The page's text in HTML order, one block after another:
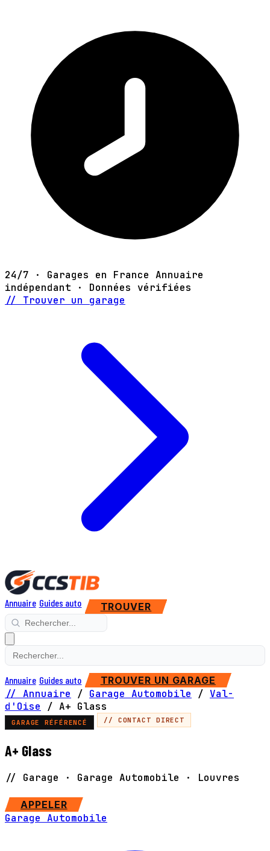
24/7 · Garages en France Annuaire
indépendant · Données vérifiées
// Trouver un garage
Annuaire Guides auto TROUVER
Annuaire Guides auto TROUVER UN GARAGE
// Annuaire / Garage Automobile / Val-
d'Oise
/ A+ Glass
GARAGE RÉFÉRENCÉ // CONTACT DIRECT
A+ Glass
// Garage · Garage Automobile · Louvres
APPELER
Garage Automobile